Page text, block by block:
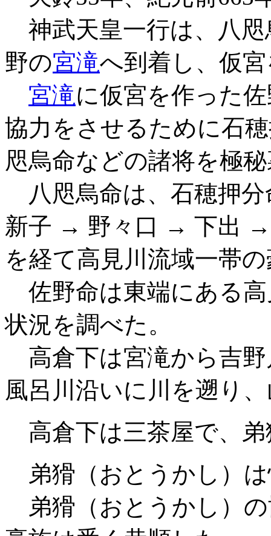
神武天皇一行は、八咫
野の宮滝へ到着し、仮
宮滝に仮宮を作った
協力をさせるために石
咫烏命などの諸将を極
八咫烏命は、石穂押分
新子 → 野々口 → 下出
を経て高見川流域一帯
佐野命は東端にある高
状況を調べた。
高倉下は宮滝から吉
風呂川沿いに川を遡り
高倉下は三茶屋で、
弟猾（おとうかし）
弟猾（おとうかし）